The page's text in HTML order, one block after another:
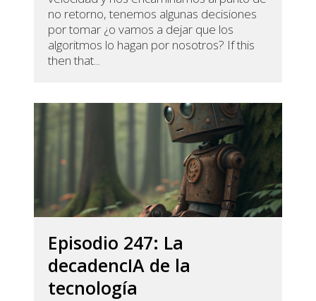
no retorno, tenemos algunas decisiones
por tomar ¿o vamos a dejar que los
algoritmos lo hagan por nosotros? If this
then that...
Episodio 247: La
decadencIA de la
tecnología